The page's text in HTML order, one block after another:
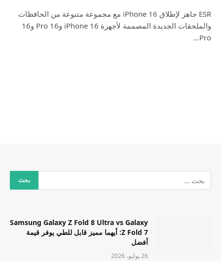
ESR جاهز لإطلاق iPhone 16 مع مجموعة متنوعة من الحافظات
والملحقات الجديدة المصممة لأجهزة iPhone 16 و16 Pro و16
Pro…
Samsung Galaxy Z Fold 8 Ultra vs Galaxy
Z Fold 7: أيهما مميز قابل للطي يوفر قيمة
أفضل
26 يوليو، 2026